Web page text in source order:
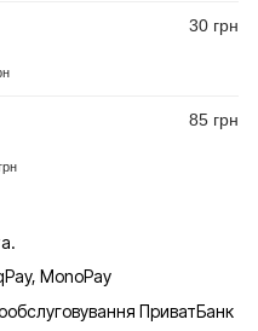
30 грн
85 грн
MonoPay
ПриватБанк